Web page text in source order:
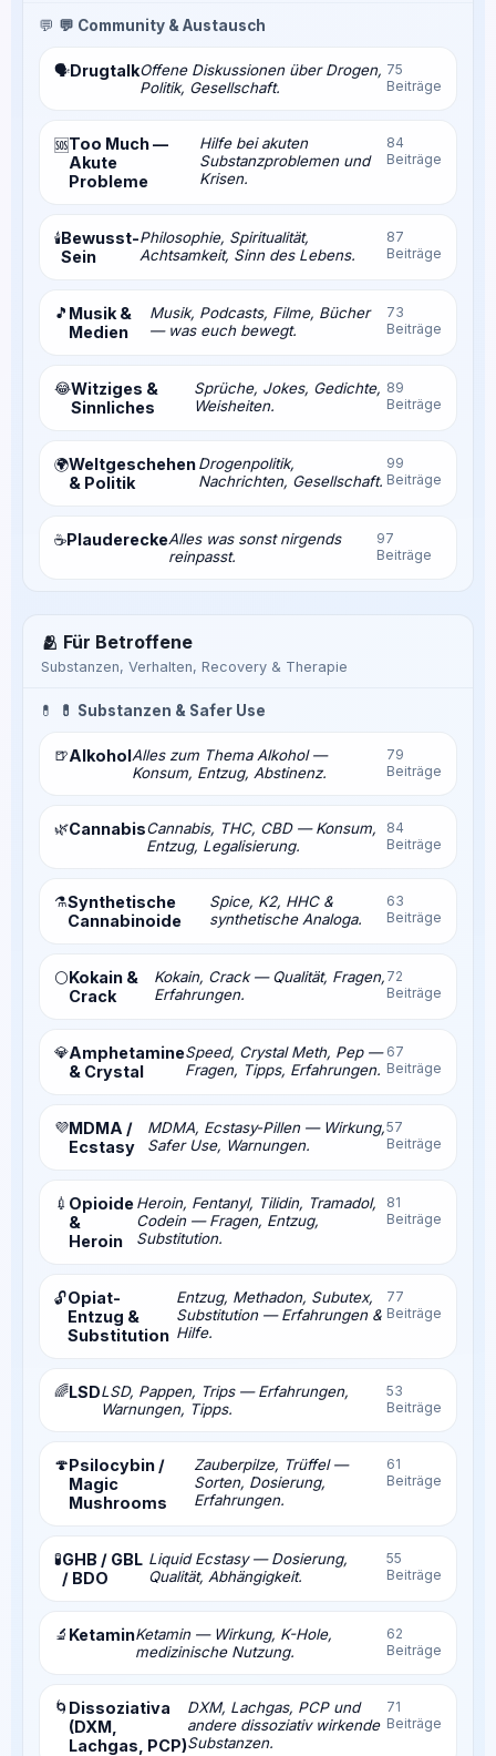
💬 💬 Community & Austausch
🗣️DrugtalkOffene Diskussionen über Drogen,
Politik, Gesellschaft.
75
Beiträge
🆘Too Much —
Akute
Probleme
Hilfe bei akuten
Substanzproblemen und
Krisen.
84
Beiträge
🕯️Bewusst-
Sein
Philosophie, Spiritualität,
Achtsamkeit, Sinn des Lebens.
87
Beiträge
🎵 Musik &
Medien
Musik, Podcasts, Filme, Bücher
— was euch bewegt.
73
Beiträge
😂Witziges &
Sinnliches
Sprüche, Jokes, Gedichte,
Weisheiten.
89
Beiträge
🌍Weltgeschehen
& Politik
Drogenpolitik,
Nachrichten, Gesellschaft.
99
Beiträge
☕PlaudereckeAlles was sonst nirgends
reinpasst.
97
Beiträge
🫂 Für Betroffene
Substanzen, Verhalten, Recovery & Therapie
💊 💊 Substanzen & Safer Use
🍺AlkoholAlles zum Thema Alkohol —
Konsum, Entzug, Abstinenz.
79
Beiträge
🌿CannabisCannabis, THC, CBD — Konsum,
Entzug, Legalisierung.
84
Beiträge
⚗️Synthetische
Cannabinoide
Spice, K2, HHC &
synthetische Analoga.
63
Beiträge
⚪Kokain &
Crack
Kokain, Crack — Qualität, Fragen,
Erfahrungen.
72
Beiträge
💎Amphetamine
& Crystal
Speed, Crystal Meth, Pep —
Fragen, Tipps, Erfahrungen.
67
Beiträge
💜MDMA /
Ecstasy
MDMA, Ecstasy-Pillen — Wirkung,
Safer Use, Warnungen.
57
Beiträge
💉 Opioide
&
Heroin
Heroin, Fentanyl, Tilidin, Tramadol,
Codein — Fragen, Entzug,
Substitution.
81
Beiträge
🔓Opiat-
Entzug &
Substitution
Entzug, Methadon, Subutex,
Substitution — Erfahrungen &
Hilfe.
77
Beiträge
🌈LSDLSD, Pappen, Trips — Erfahrungen,
Warnungen, Tipps.
53
Beiträge
🍄Psilocybin /
Magic
Mushrooms
Zauberpilze, Trüffel —
Sorten, Dosierung,
Erfahrungen.
61
Beiträge
🧪GHB / GBL
/ BDO
Liquid Ecstasy — Dosierung,
Qualität, Abhängigkeit.
55
Beiträge
🔬 KetaminKetamin — Wirkung, K-Hole,
medizinische Nutzung.
62
Beiträge
🌀 Dissoziativa
(DXM,
Lachgas, PCP)
DXM, Lachgas, PCP und
andere dissoziativ wirkende
Substanzen.
71
Beiträge